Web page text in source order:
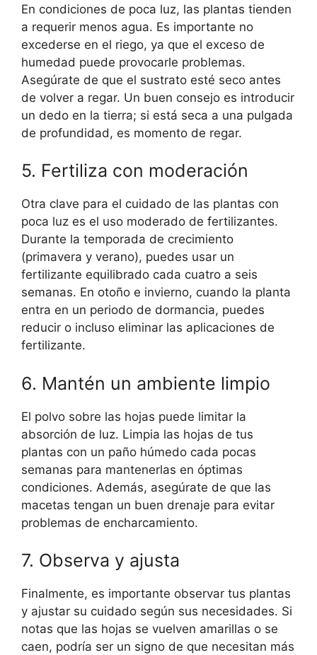
En condiciones de poca luz, las plantas tienden
a requerir menos agua. Es importante no
excederse en el riego, ya que el exceso de
humedad puede provocarle problemas.
Asegúrate de que el sustrato esté seco antes
de volver a regar. Un buen consejo es introducir
un dedo en la tierra; si está seca a una pulgada
de profundidad, es momento de regar.
5. Fertiliza con moderación
Otra clave para el cuidado de las plantas con
poca luz es el uso moderado de fertilizantes.
Durante la temporada de crecimiento
(primavera y verano), puedes usar un
fertilizante equilibrado cada cuatro a seis
semanas. En otoño e invierno, cuando la planta
entra en un periodo de dormancia, puedes
reducir o incluso eliminar las aplicaciones de
fertilizante.
6. Mantén un ambiente limpio
El polvo sobre las hojas puede limitar la
absorción de luz. Limpia las hojas de tus
plantas con un paño húmedo cada pocas
semanas para mantenerlas en óptimas
condiciones. Además, asegúrate de que las
macetas tengan un buen drenaje para evitar
problemas de encharcamiento.
7. Observa y ajusta
Finalmente, es importante observar tus plantas
y ajustar su cuidado según sus necesidades. Si
notas que las hojas se vuelven amarillas o se
caen, podría ser un signo de que necesitan más